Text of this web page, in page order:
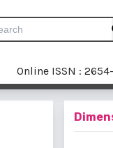
Online ISSN :